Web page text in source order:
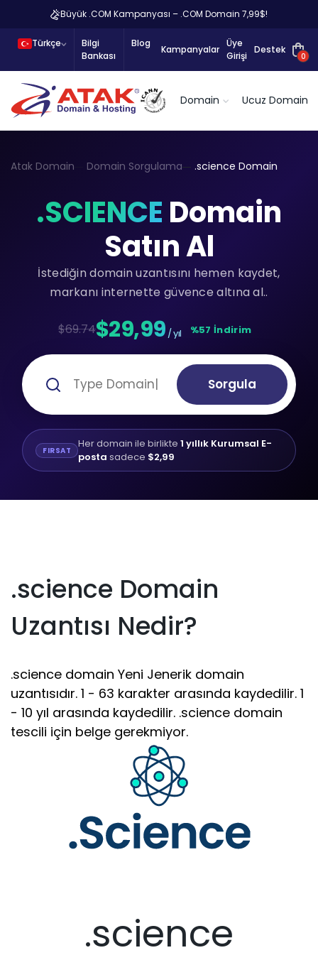
Büyük .COM Kampanyası – .COM Domain 7,99$!
Türkçe
Bilgi
Bankası
Blog
Kampanyalar
Üye
Girişi
Destek
0
Domain Ucuz Domain
Atak Domain Domain Sorgulama .science Domain
.SCIENCE Domain
Satın Al
İstediğin domain uzantısını hemen kaydet,
markanı internette güvence altına al..
$69.74$29,99 / yıl %57 İndirim
Sorgula
FIRSAT Her domain ile birlikte 1 yıllık Kurumsal E-
posta sadece $2,99
.science Domain
Uzantısı Nedir?
.science domain Yeni Jenerik domain
uzantısıdır. 1 - 63 karakter arasında kaydedilir. 1
- 10 yıl arasında kaydedilir. .science domain
tescili için belge gerekmiyor.
.science